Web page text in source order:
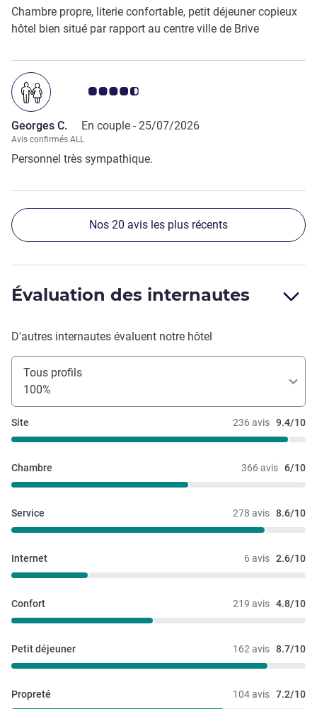
Chambre propre, literie confortable, petit déjeuner copieux
hôtel bien situé par rapport au centre ville de Brive
Note Avis clients 4.5/5
Georges C. En couple - 25/07/2026
Avis confirmés ALL
Personnel très sympathique.
Nos 20 avis les plus récents
Évaluation des internautes
D'autres internautes évaluent notre hôtel
Tous profils
100%
236 avis 9.4/10
Site
366 avis 6/10
Chambre
278 avis 8.6/10
Service
6 avis 2.6/10
Internet
219 avis 4.8/10
Confort
162 avis 8.7/10
Petit déjeuner
104 avis 7.2/10
Propreté